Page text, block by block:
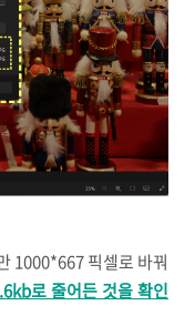
1000*667 픽셀로 바꿔
로 줄어든 것을 확인